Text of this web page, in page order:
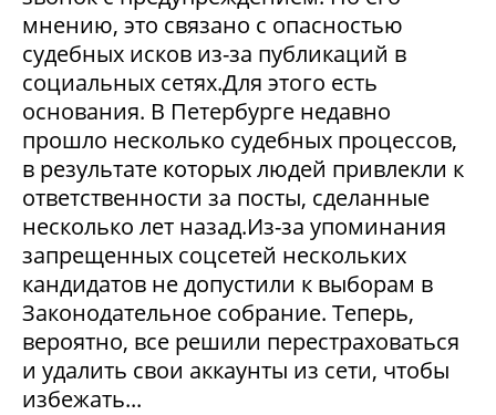
мнению, это связано с опасностью
судебных исков из-за публикаций в
социальных сетях.Для этого есть
основания. В Петербурге недавно
прошло несколько судебных процессов,
в результате которых людей привлекли к
ответственности за посты, сделанные
несколько лет назад.Из-за упоминания
запрещенных соцсетей нескольких
кандидатов не допустили к выборам в
Законодательное собрание. Теперь,
вероятно, все решили перестраховаться
и удалить свои аккаунты из сети, чтобы
избежать...